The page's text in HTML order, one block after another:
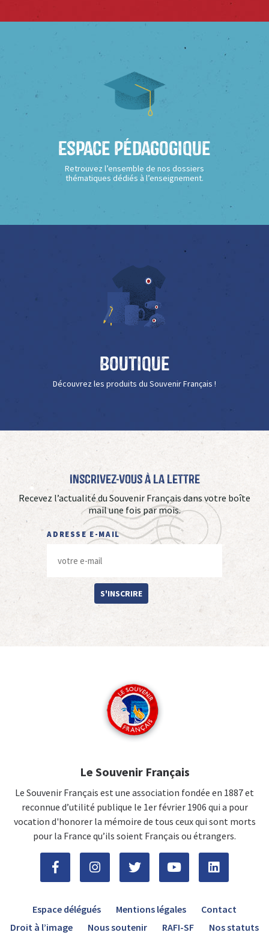
Espace Pédagogique
Retrouvez l’ensemble de nos dossiers
thématiques dédiés à l’enseignement.
Boutique
Découvrez les produits du Souvenir Français !
Inscrivez-vous à La Lettre
Recevez l’actualité du Souvenir Français dans votre boîte
mail une fois par mois.
ADRESSE E-MAIL
S'INSCRIRE
Le Souvenir Français
Le Souvenir Français est une association fondée en 1887 et
reconnue d’utilité publique le 1er février 1906 qui a pour
vocation d'honorer la mémoire de tous ceux qui sont morts
pour la France qu’ils soient Français ou étrangers.
Espace délégués Mentions légales
Contact
Droit à l’image
Nous soutenir RAFI-SF Nos statuts